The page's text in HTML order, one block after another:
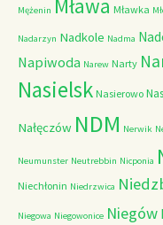
Mężenin Mława Mławka
Nadarzyn Nadkole Nadma
Napiwoda Narew Narty
Nasielsk Nasierowo
Nałęczów NDM Nerwik
Neumunster Neutrebbin Nicponia
Niechłonin Niedrzwica
Niegowa Niegowonice Niegów